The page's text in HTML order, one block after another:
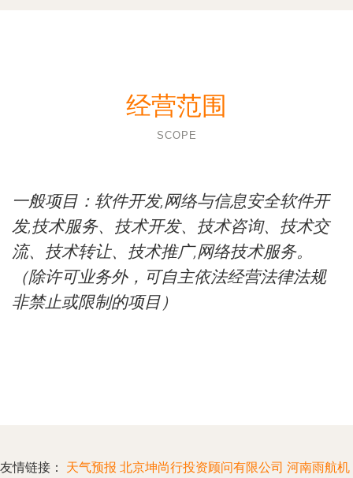
经营范围
SCOPE
一般项目：软件开发,网络与信息安全软件开
发,技术服务、技术开发、技术咨询、技术交
流、技术转让、技术推广,网络技术服务。
（除许可业务外，可自主依法经营法律法规
非禁止或限制的项目）
友情链接： 天气预报 北京坤尚行投资顾问有限公司 河南雨航机